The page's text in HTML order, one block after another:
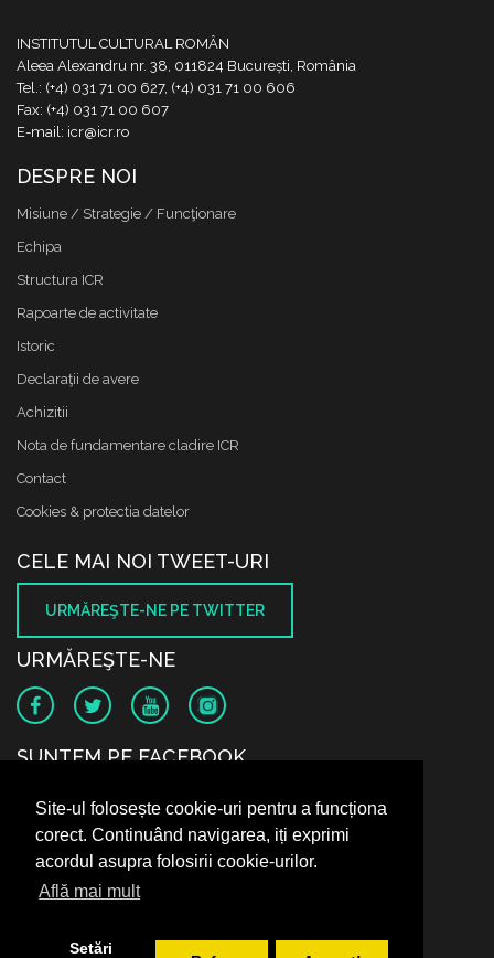
Site-ul folosește cookie-uri pentru a funcționa
corect. Continuând navigarea, iți exprimi
acordul asupra folosirii cookie-urilor.
Află mai mult
Setări
INSTITUTUL CULTURAL ROMÂN
Aleea Alexandru nr. 38, 011824 București, România
Tel.: (+4) 031 71 00 627, (+4) 031 71 00 606
Fax: (+4) 031 71 00 607
E-mail: icr@icr.ro
DESPRE NOI
Misiune / Strategie / Funcţionare
Echipa
Structura ICR
Rapoarte de activitate
Istoric
Declaraţii de avere
Achizitii
Nota de fundamentare cladire ICR
Contact
Cookies & protectia datelor
CELE MAI NOI TWEET-URI
URMĂREŞTE-NE PE TWITTER
URMĂREŞTE-NE
SUNTEM PE FACEBOOK